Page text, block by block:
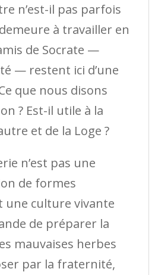
n’est-il pas parfois
à travailler en
de Socrate —
— restent ici d’une
que nous disons
? Est-il utile à la
et de la Loge ?
n’est pas une
de formes
une culture vivante
de préparer la
mauvaises herbes
par la fraternité,